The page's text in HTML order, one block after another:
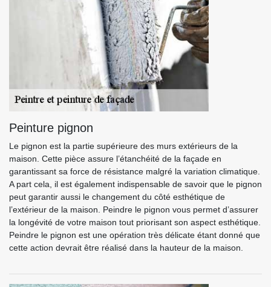
Peinture pignon
Le pignon est la partie supérieure des murs extérieurs de la
maison. Cette pièce assure l’étanchéité de la façade en
garantissant sa force de résistance malgré la variation climatique.
A part cela, il est également indispensable de savoir que le pignon
peut garantir aussi le changement du côté esthétique de
l’extérieur de la maison. Peindre le pignon vous permet d’assurer
la longévité de votre maison tout priorisant son aspect esthétique.
Peindre le pignon est une opération très délicate étant donné que
cette action devrait être réalisé dans la hauteur de la maison.